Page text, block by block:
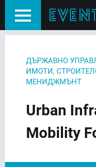
ДЪРЖАВНО
ИМОТИ,
МЕНИДЖМЪНТ
Urban
Mobility